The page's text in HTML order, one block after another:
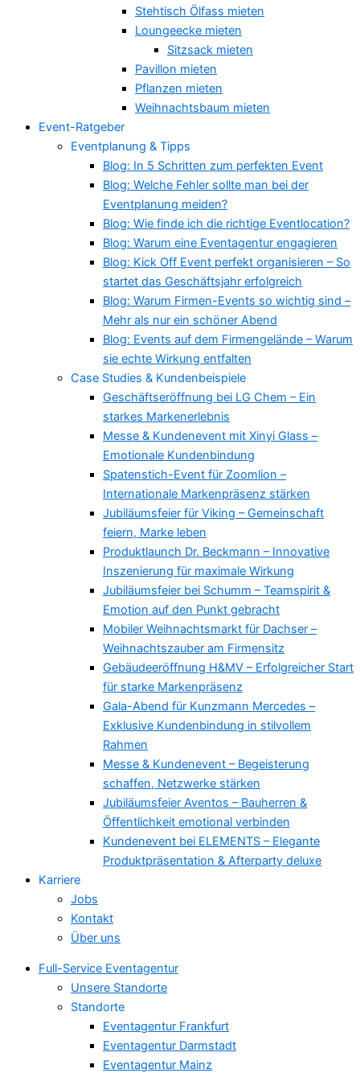
Stehtisch Ölfass mieten
Loungeecke mieten
Sitzsack mieten
Pavillon mieten
Pflanzen mieten
Weihnachtsbaum mieten
Event-Ratgeber
Eventplanung & Tipps
Blog: In 5 Schritten zum perfekten Event
Blog: Welche Fehler sollte man bei der
Eventplanung meiden?
Blog: Wie finde ich die richtige Eventlocation?
Blog: Warum eine Eventagentur engagieren
Blog: Kick Off Event perfekt organisieren – So
startet das Geschäftsjahr erfolgreich
Blog: Warum Firmen-Events so wichtig sind –
Mehr als nur ein schöner Abend
Blog: Events auf dem Firmengelände – Warum
sie echte Wirkung entfalten
Case Studies & Kundenbeispiele
Geschäftseröffnung bei LG Chem – Ein
starkes Markenerlebnis
Messe & Kundenevent mit Xinyi Glass –
Emotionale Kundenbindung
Spatenstich-Event für Zoomlion –
Internationale Markenpräsenz stärken
Jubiläumsfeier für Viking – Gemeinschaft
feiern, Marke leben
Produktlaunch Dr. Beckmann – Innovative
Inszenierung für maximale Wirkung
Jubiläumsfeier bei Schumm – Teamspirit &
Emotion auf den Punkt gebracht
Mobiler Weihnachtsmarkt für Dachser –
Weihnachtszauber am Firmensitz
Gebäudeeröffnung H&MV – Erfolgreicher Start
für starke Markenpräsenz
Gala-Abend für Kunzmann Mercedes –
Exklusive Kundenbindung in stilvollem
Rahmen
Messe & Kundenevent – Begeisterung
schaffen, Netzwerke stärken
Jubiläumsfeier Aventos – Bauherren &
Öffentlichkeit emotional verbinden
Kundenevent bei ELEMENTS – Elegante
Produktpräsentation & Afterparty deluxe
Karriere
Jobs
Kontakt
Über uns
Full-Service Eventagentur
Unsere Standorte
Standorte
Eventagentur Frankfurt
Eventagentur Darmstadt
Eventagentur Mainz